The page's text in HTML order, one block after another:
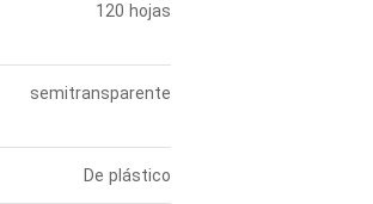
120 hojas
semitransparente
De plástico